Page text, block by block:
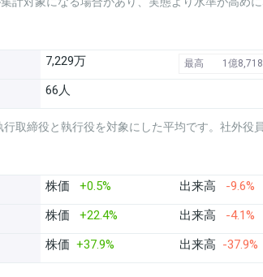
7,229万 最高 1億
66人
取締役と執行役を対象にした平均です。社外役
株価 +0.5% 出来高 -9.6%
株価 +22.4% 出来高 -4.1%
株価 +37.9% 出来高 -37.9%